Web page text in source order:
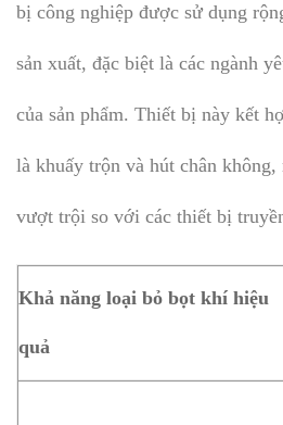
bị công nghiệp được sử dụng
sản xuất, đặc biệt là các ngành
của sản phẩm. Thiết bị này kết
là khuấy trộn và hút chân
vượt trội so với các thiết bị
Khả năng loại bỏ bọt khí hiệu
quả